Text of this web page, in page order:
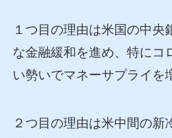
１つ目の理由は米国の中央
な金融緩和を進め、特にコ
い勢いでマネーサプライを
２つ目の理由は米中間の新